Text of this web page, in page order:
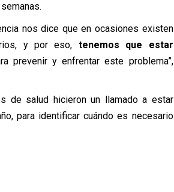
nos dice que en ocasiones existen
y por eso, tenemos que estar
prevenir y enfrentar este problema”,
de salud hicieron un llamado a estar
para identificar cuándo es necesario